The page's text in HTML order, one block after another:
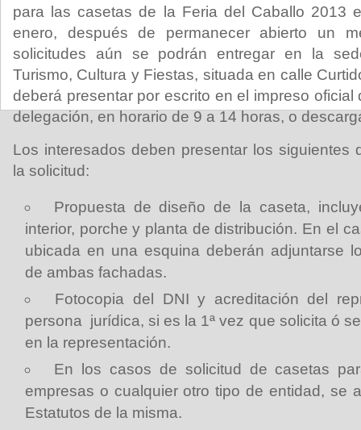
para las casetas de la Feria del Caballo 2013
enero, después de permanecer abierto un
solicitudes aún se podrán entregar en la
Turismo, Cultura y Fiestas, situada en calle
deberá presentar por escrito en el impreso
delegación, en horario de 9 a 14 horas, o
Los interesados deben presentar los siguientes
la solicitud:
Propuesta de diseño de la caseta,
interior, porche y planta de distribución. En el
ubicada en una esquina deberán adjuntarse
de ambas fachadas.
Fotocopia del DNI y acreditación del
persona jurídica, si es la 1ª vez que solicita ó
en la representación.
En los casos de solicitud de casetas
empresas o cualquier otro tipo de entidad, se
Estatutos de la misma.